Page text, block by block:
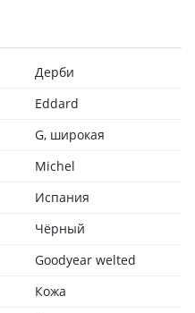
Дерби
Eddard
G, широкая
Michel
Испания
Чёрный
Goodyear welted
Кожа